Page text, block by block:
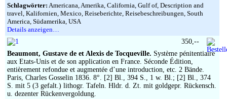
Schlagwörter: Americana, Amerika, California, Gulf of, Description and
travel, Kalifornien, Mexico, Reiseberichte, Reisebeschreibungen, South
America, Südamerika, USA
Details anzeigen…
Beaumont, Gustave de et Alexis de Tocqueville. Système pénitentiaire
aux Etats-Unis et de son application en France. Séconde Édition,
entièrement refondue et augmentée d’une introduction, etc. 2 Bände.
Paris, Charles Gosselin 1836. 8°. [2] Bl., 394 S., 1 w. Bl.; [2] Bl., 374
S. mit 5 (3 gefalt.) lithogr. Tafeln. Hldr. d. Zt. mit goldgepr. Rückensch.
u. dezenter Rückenvergoldung.
350,--